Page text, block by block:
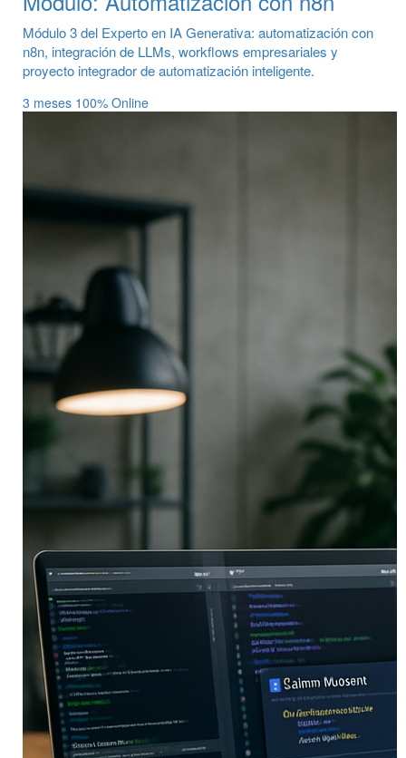
Módulo 3 del Experto en IA Generativa: automatización con
n8n, integración de LLMs, workflows empresariales y
proyecto integrador de automatización inteligente.
3 meses 100% Online